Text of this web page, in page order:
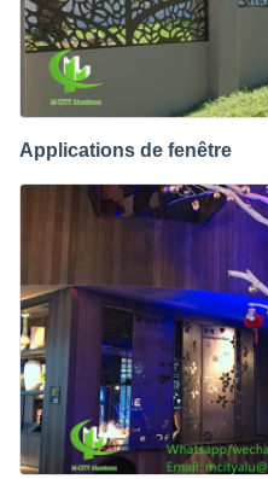
Applications de fenêtre